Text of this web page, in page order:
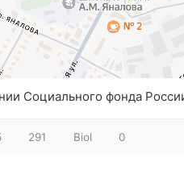
Социального фонда
291 Biol 0